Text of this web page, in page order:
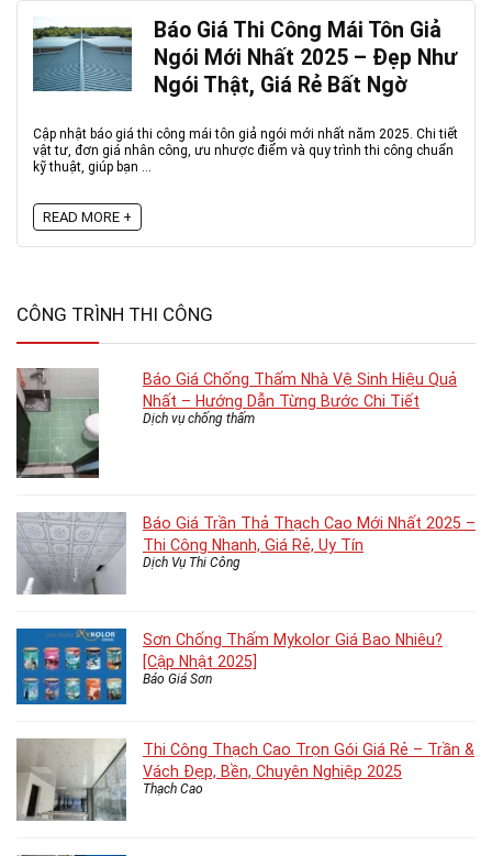
Báo Giá Thi Công Mái Tôn Giả
Ngói Mới Nhất 2025 – Đẹp Như
Ngói Thật, Giá Rẻ Bất Ngờ
Cập nhật báo giá thi công mái tôn giả ngói mới nhất năm 2025. Chi tiết
vật tư, đơn giá nhân công, ưu nhược điểm và quy trình thi công chuẩn
kỹ thuật, giúp bạn ...
READ MORE +
CÔNG TRÌNH THI CÔNG
Báo Giá Chống Thấm Nhà Vệ Sinh Hiệu Quả
Nhất – Hướng Dẫn Từng Bước Chi Tiết
Dịch vụ chống thấm
Báo Giá Trần Thả Thạch Cao Mới Nhất 2025 –
Thi Công Nhanh, Giá Rẻ, Uy Tín
Dịch Vụ Thi Công
Sơn Chống Thấm Mykolor Giá Bao Nhiêu?
[Cập Nhật 2025]
Báo Giá Sơn
Thi Công Thạch Cao Trọn Gói Giá Rẻ – Trần &
Vách Đẹp, Bền, Chuyên Nghiệp 2025
Thạch Cao